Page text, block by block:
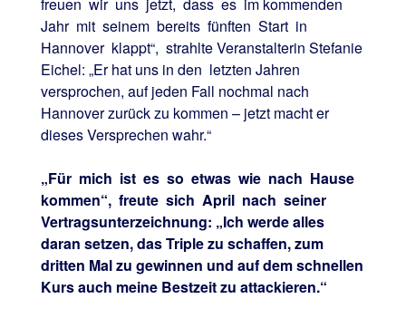
Jahr mit seinem bereits fünften Start in
Hannover klappt“, strahlte Veranstalterin Stefanie
Eichel: „Er hat uns in den letzten Jahren
versprochen, auf jeden Fall nochmal nach
Hannover zurück zu kommen – jetzt macht er
dieses Versprechen wahr.“
„Für mich ist es so etwas wie nach Hause
kommen“, freute sich April nach seiner
Vertragsunterzeichnung: „Ich werde alles
daran setzen, das Triple zu schaffen, zum
dritten Mal zu gewinnen und auf dem schnellen
Kurs auch meine Bestzeit zu attackieren.“